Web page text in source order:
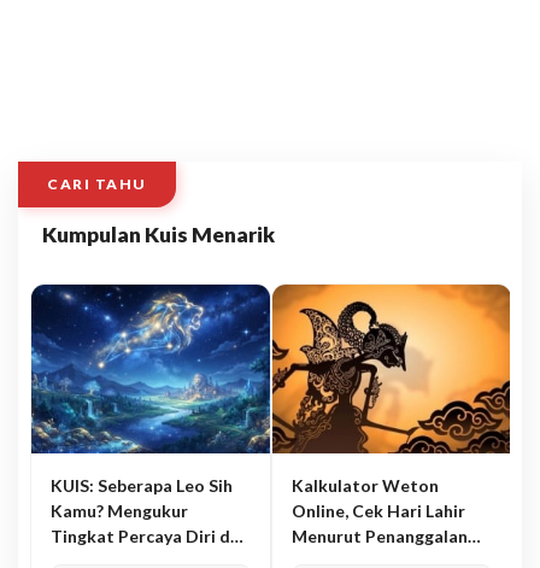
CARI TAHU
Kumpulan Kuis Menarik
KUIS: Seberapa Leo Sih
Kamu? Mengukur
Tingkat Percaya Diri dan
Kalkulator Weton
Online, Cek Hari Lahir
Menurut Penanggalan